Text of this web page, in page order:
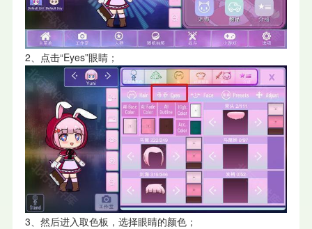
2、点击“Eyes”眼睛；
3、然后进入取色板，选择眼睛的颜色；